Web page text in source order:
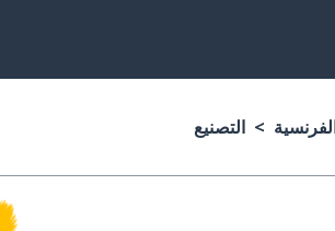
التصنيع